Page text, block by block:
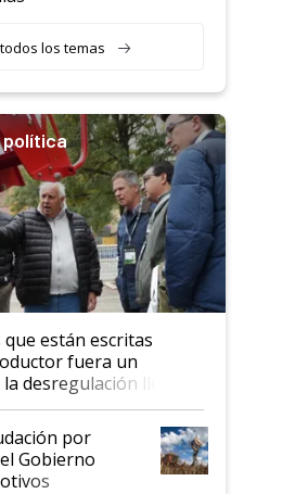
los temas
política
están escritas
fuera un
desregulación llegó
y hasta se
al IPCVA
por
Gobierno